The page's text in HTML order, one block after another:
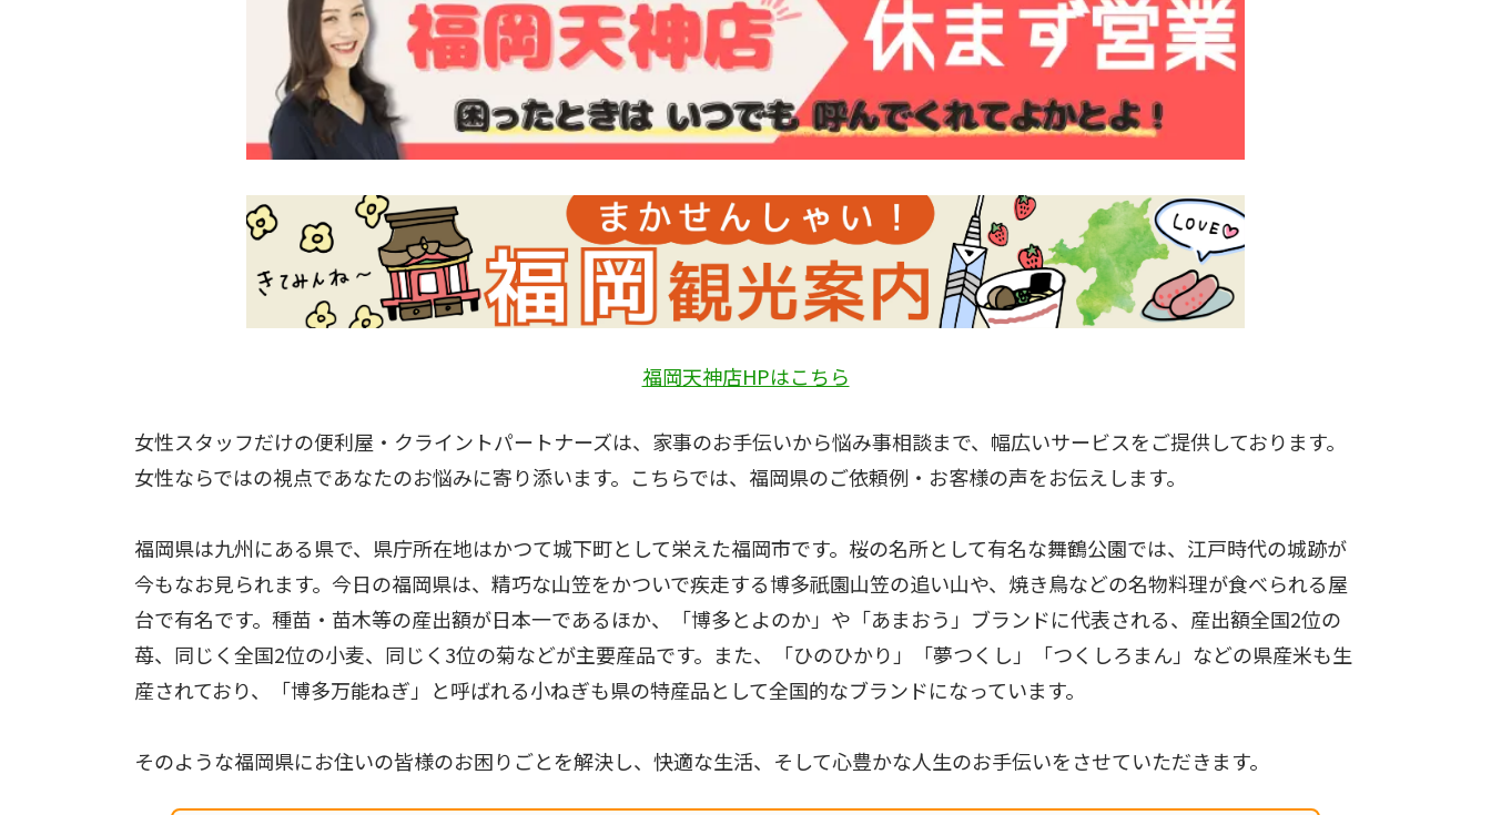
福岡天神店HPはこちら
女性スタッフだけの便利屋・クライントパートナーズは、家事のお手伝いから悩み事相談まで、幅広いサービスをご提供しております。
女性ならではの視点であなたのお悩みに寄り添います。こちらでは、福岡県のご依頼例・お客様の声をお伝えします。
福岡県は九州にある県で、県庁所在地はかつて城下町として栄えた福岡市です。桜の名所として有名な舞鶴公園では、江戸時代の城跡が
今もなお見られます。今日の福岡県は、精巧な山笠をかついで疾走する博多祇園山笠の追い山や、焼き鳥などの名物料理が食べられる屋
台で有名です。種苗・苗木等の産出額が日本一であるほか、「博多とよのか」や「あまおう」ブランドに代表される、産出額全国2位の
苺、同じく全国2位の小麦、同じく3位の菊などが主要産品です。また、「ひのひかり」「夢つくし」「つくしろまん」などの県産米も生
産されており、「博多万能ねぎ」と呼ばれる小ねぎも県の特産品として全国的なブランドになっています。
そのような福岡県にお住いの皆様のお困りごとを解決し、快適な生活、そして心豊かな人生のお手伝いをさせていただきます。